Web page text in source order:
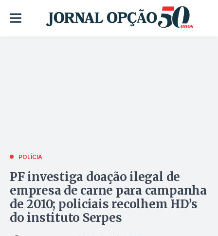
POLÍCIA
PF investiga doação ilegal de
empresa de carne para campanha
de 2010; policiais recolhem HD’s
do instituto Serpes